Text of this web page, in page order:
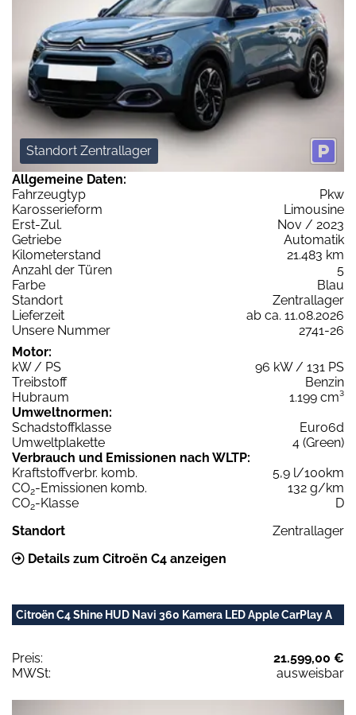
Standort Zentrallager
Allgemeine Daten:
Fahrzeugtyp
Pkw
Karosserieform
Limousine
Erst-Zul.
Nov / 2023
Getriebe
Automatik
Kilometerstand
21.483 km
Anzahl der Türen
5
Farbe
Blau
Standort
Zentrallager
Lieferzeit
ab ca. 11.08.2026
Unsere Nummer
2741-26
Motor:
kW / PS
96 kW / 131 PS
Treibstoff
Benzin
Hubraum
1.199 cm³
Umweltnormen:
Schadstoffklasse
Euro6d
Umweltplakette
4 (Green)
Verbrauch und Emissionen nach WLTP:
Kraftstoffverbr. komb.
5,9 l/100km
CO2-Emissionen komb.
132 g/km
CO2-Klasse
D
Standort
Zentrallager
Details zum Citroën C4 anzeigen
Citroën C4 Shine HUD Navi 360 Kamera LED Apple CarPlay A
Preis:
21.599,00 €
MWSt:
ausweisbar